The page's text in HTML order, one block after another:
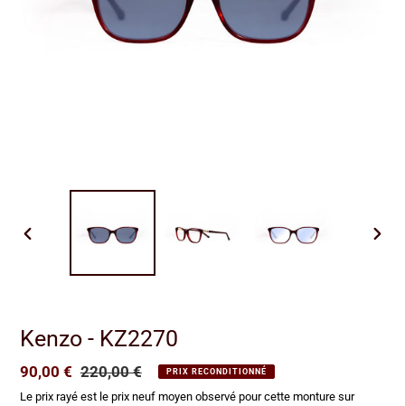
Kenzo - KZ2270
Prix
réduit
90,00 € Prix
normal
220,00 € PRIX RECONDITIONNÉ
Le prix rayé est le prix neuf moyen observé pour cette monture sur